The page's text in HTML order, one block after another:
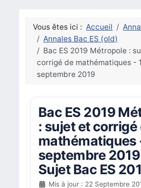
Vous êtes ici : Accueil
Annales Bac ES (old)
Bac ES 2019 Métropole :
corrigé de mathématiques -
septembre 2019
Bac ES 2019
: sujet et corrigé
mathématiques
septembre
Sujet Bac ES
Mis à jour : 22 Septembre